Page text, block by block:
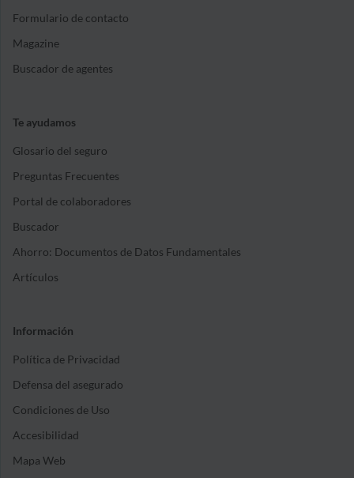
Formulario de contacto
Magazine
Buscador de agentes
Te ayudamos
Glosario del seguro
Preguntas Frecuentes
Portal de colaboradores
Buscador
Ahorro: Documentos de Datos Fundamentales
Artículos
Información
Política de Privacidad
Defensa del asegurado
Condiciones de Uso
Accesibilidad
Mapa Web